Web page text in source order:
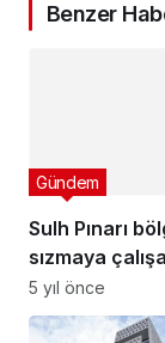
Benzer
Sulh Pınarı
sızmaya
PKK'lılar
getirildi
5 yıl önce